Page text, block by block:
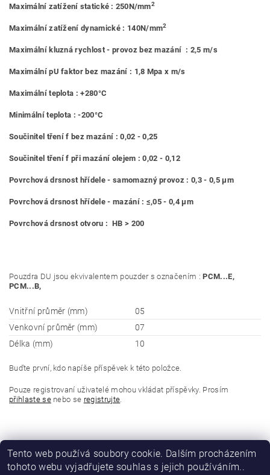
Maximální zatížení statické : 250N/mm2
Maximální zatížení dynamické : 140N/mm2
Maximální kluzná rychlost - provoz bez mazání : 2,5 m/s
Maximální pU faktor bez mazání : 1,8 Mpa x m/s
Maximální teplota : +280°C
Minimální teplota : -200°C
Součinitel tření f bez mazání : 0,02 - 0,25
Součinitel tření f při mazání olejem : 0,02 - 0,12
Povrchová drsnost hřídele - samomazný provoz : 0,3 - 0,5 μm
Povrchová drsnost hřídele - mazání : ≤,05 - 0,4 μm
Povrchová drsnost otvoru : HB > 200
Pouzdra DU jsou ekvivalentem pouzder s označením :PCM...E,
PCM...B,
Vnitřní průměr (mm)
05
Venkovní průměr (mm)
07
Délka (mm)
10
Buďte první, kdo napíše příspěvek k této položce.
Pouze registrovaní uživatelé mohou vkládat příspěvky. Prosím
přihlaste senebo se registrujte.
Tento web používá soubory cookie. Dalším procházením
tohoto webu vyjadřujete souhlas s jejich používáním..